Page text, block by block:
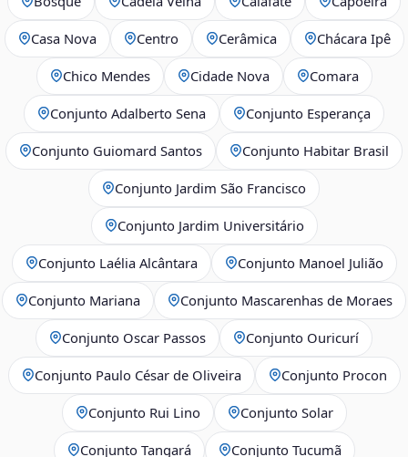
Casa Nova Centro Cerâmica Chácara Ipê
Chico Mendes Cidade Nova Comara
Conjunto Adalberto Sena Conjunto Esperança
Conjunto Guiomard Santos Conjunto Habitar Brasil
Conjunto Jardim São Francisco
Conjunto Jardim Universitário
Conjunto Laélia Alcântara Conjunto Manoel Julião
Conjunto Mariana Conjunto Mascarenhas de Moraes
Conjunto Oscar Passos Conjunto Ouricurí
Conjunto Paulo César de Oliveira Conjunto Procon
Conjunto Rui Lino Conjunto Solar
Conjunto Tangará Conjunto Tucumã